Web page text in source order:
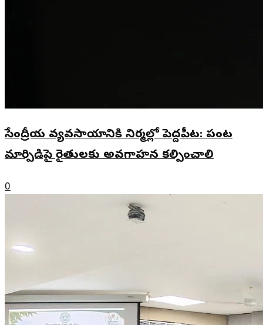
సేంద్రీయ వ్యవసాయానికి నిర్మల్లో పెద్దపీట: పంట
మార్పిడిపై రైతులకు అవగాహన కల్పించాలి
0